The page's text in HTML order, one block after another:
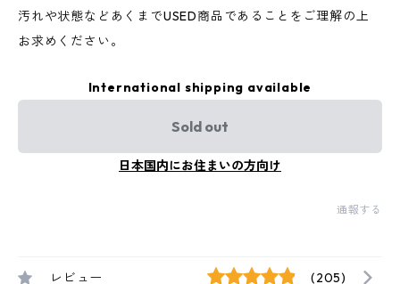
汚れや状態などあくまでUSED商品であることをご理解の上
お求めください。
International shipping available
Sold out
日本国内にお住まいの方向け
通報する
レビュー (205)